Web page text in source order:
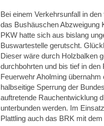
Bei einem Verkehrsunfall in
das Bushäuschen Abzweigung
PKW hatte sich aus bislang
Buswartestelle gerutscht.
Dieser wäre durch Holzbalken
durchbohrten und bis tief in
Feuerwehr Aholming
halbseitige Sperrung der
auftretende Rauchentwicklung
unterbunden werden. Im
Plattling auch das BRK mit